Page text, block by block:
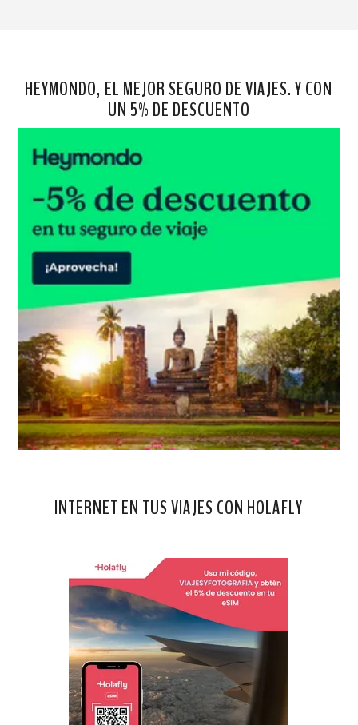
HEYMONDO, EL MEJOR SEGURO DE VIAJES. Y CON
UN 5% DE DESCUENTO
INTERNET EN TUS VIAJES CON HOLAFLY